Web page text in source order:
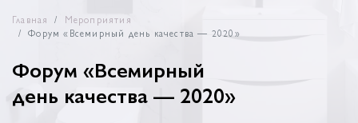
Главная
Мероприятия
Форум «Всемирный день качества — 2020»
Форум «Всемирный
день качества — 2020»